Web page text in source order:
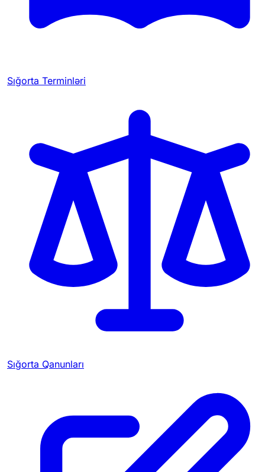
Sığorta Terminləri
Sığorta Qanunları